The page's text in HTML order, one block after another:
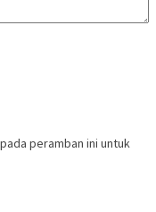
peramban ini untuk